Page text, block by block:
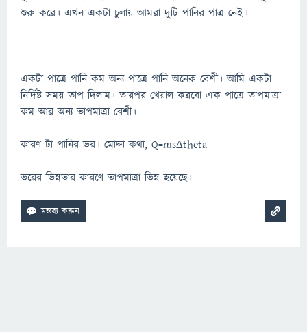
শুরু করে। এখন একটা চুলায় আমরা দুটি পানির পাত্র নেই।
একটা পাত্রে পানি কম অন্য পাত্রে পানি অনেক বেশী। আমি একটা
নির্দিষ্ট সময় তাপ দিলাম। তারপর খেয়াল করবো এক পাত্রে তাপমাত্রা
কম আর অন্য তাপমাত্রা বেশী।
কারণ টা পানির ভর। মোদ্দা কথা, Q=ms∆theta
ভরের ভিন্নতার কারণে তাপমাত্রা ভিন্ন হয়েছে।